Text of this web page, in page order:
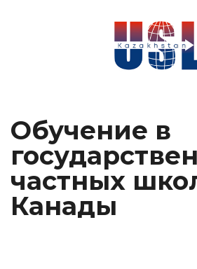
Обучение в
частных
Канады